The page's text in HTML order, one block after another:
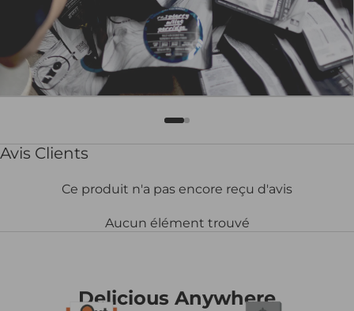
Avis Clients
Ce produit n'a pas encore reçu d'avis
Aucun élément trouvé
Delicious Anywhere